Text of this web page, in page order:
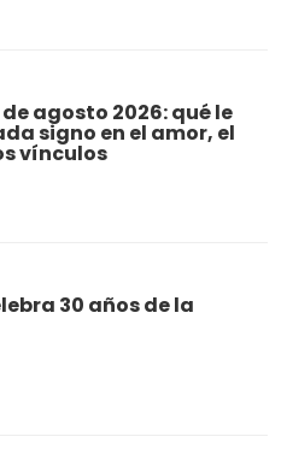
agosto 2026: qué le
signo en el amor, el
vínculos
30 años de la